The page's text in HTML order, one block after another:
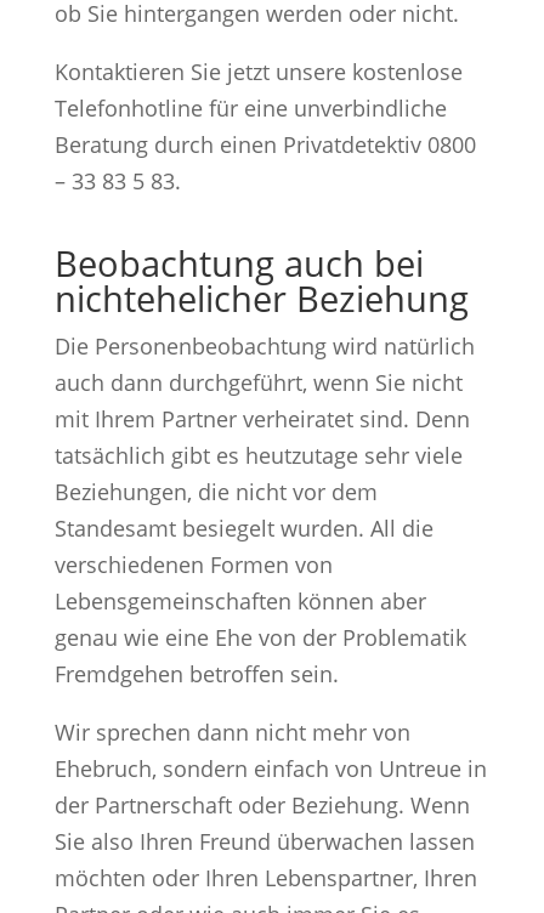
ob Sie hintergangen werden oder nicht.
Kontaktieren Sie jetzt unsere kostenlose
Telefonhotline für eine unverbindliche
Beratung durch einen Privatdetektiv 0800
– 33 83 5 83.
Beobachtung auch bei
nichtehelicher Beziehung
Die Personenbeobachtung wird natürlich
auch dann durchgeführt, wenn Sie nicht
mit Ihrem Partner verheiratet sind. Denn
tatsächlich gibt es heutzutage sehr viele
Beziehungen, die nicht vor dem
Standesamt besiegelt wurden. All die
verschiedenen Formen von
Lebensgemeinschaften können aber
genau wie eine Ehe von der Problematik
Fremdgehen betroffen sein.
Wir sprechen dann nicht mehr von
Ehebruch, sondern einfach von Untreue in
der Partnerschaft oder Beziehung. Wenn
Sie also Ihren Freund überwachen lassen
möchten oder Ihren Lebenspartner, Ihren